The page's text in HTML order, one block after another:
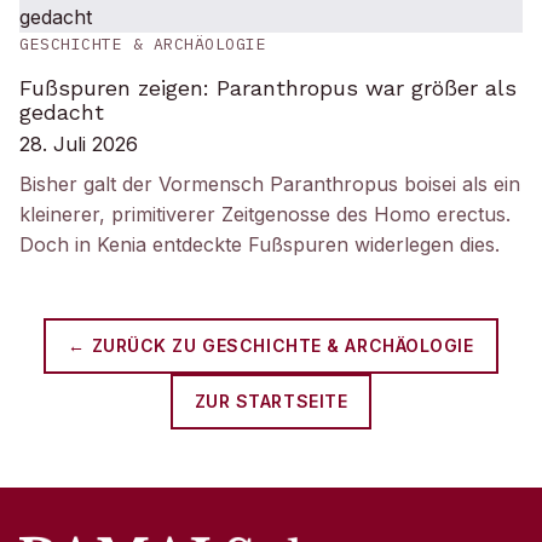
GESCHICHTE & ARCHÄOLOGIE
Fußspuren zeigen: Paranthropus war größer als
gedacht
28. Juli 2026
Bisher galt der Vormensch Paranthropus boisei als ein
kleinerer, primitiverer Zeitgenosse des Homo erectus.
Doch in Kenia entdeckte Fußspuren widerlegen dies.
← ZURÜCK ZU GESCHICHTE & ARCHÄOLOGIE
ZUR STARTSEITE